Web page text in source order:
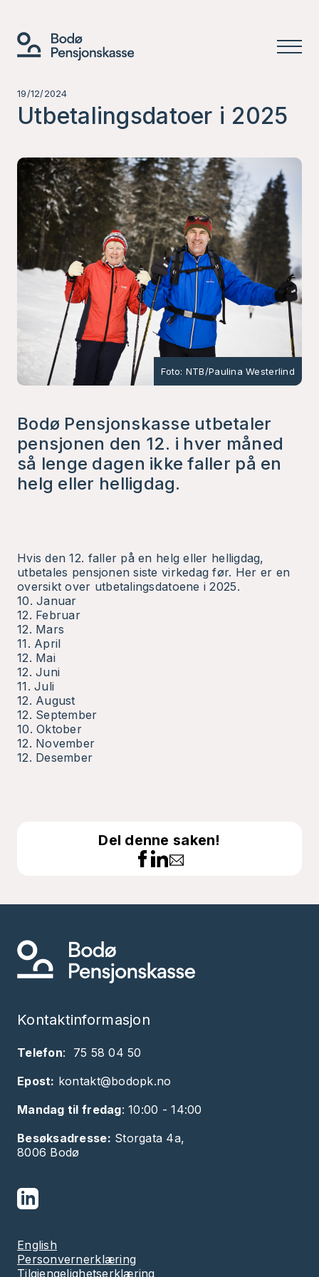
19/12/2024
Utbetalingsdatoer i 2025
Foto: NTB/Paulina Westerlind
Bodø Pensjonskasse utbetaler
pensjonen den 12. i hver måned
så lenge dagen ikke faller på en
helg eller helligdag.
Hvis den 12. faller på en helg eller helligdag,
utbetales pensjonen siste virkedag før. Her er en
oversikt over utbetalingsdatoene i 2025.
10. Januar
12. Februar
12. Mars
11. April
12. Mai
12. Juni
11. Juli
12. August
12. September
10. Oktober
12. November
12. Desember
Del denne saken!
Kontaktinformasjon
Telefon: 75 58 04 50
Epost: kontakt@bodopk.no
Mandag til fredag: 10:00 - 14:00
Besøksadresse: Storgata 4a,
8006 Bodø
English
Personvernerklæring
Tilgjengelighetserklæring